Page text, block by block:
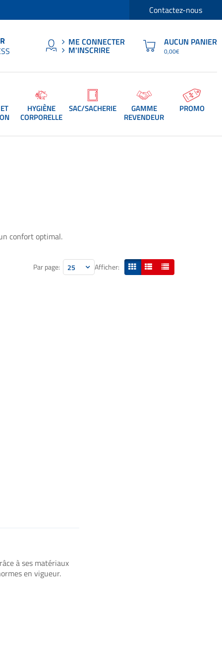
Contactez-nous
ME CONNECTER
M'INSCRIRE
AUCUN PANIER
0,00€
HYGIÈNE
CORPORELLE
SAC/SACHERIE GAMME
REVENDEUR
PROMO
confort optimal.
Par page: 25 Afficher:
à ses matériaux
en vigueur.